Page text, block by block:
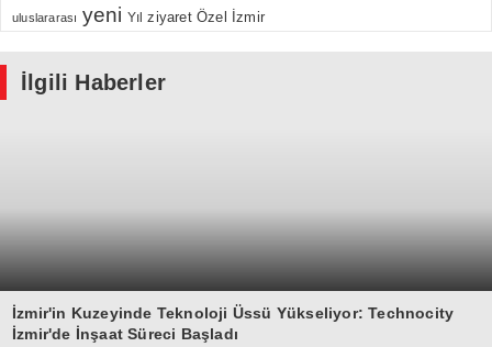
uluslararası yeni Yıl ziyaret Özel İzmir
İlgili Haberler
İzmir'in Kuzeyinde Teknoloji Üssü Yükseliyor: Technocity
İzmir'de İnşaat Süreci Başladı